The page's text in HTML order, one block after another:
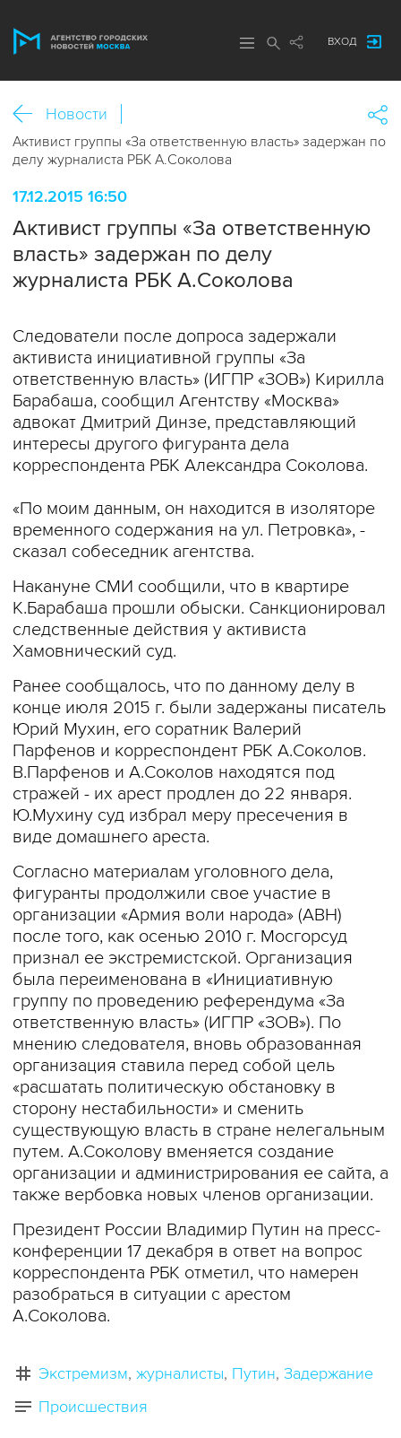
ВХОД
Новости
Активист группы «За ответственную власть» задержан по
делу журналиста РБК А.Соколова
17.12.2015 16:50
Активист группы «За ответственную
власть» задержан по делу
журналиста РБК А.Соколова
Следователи после допроса задержали
активиста инициативной группы «За
ответственную власть» (ИГПР «ЗОВ») Кирилла
Барабаша, cообщил Агентству «Москва»
адвокат Дмитрий Динзе, представляющий
интересы другого фигуранта дела
корреспондента РБК Александра Соколова.
«По моим данным, он находится в изоляторе
временного содержания на ул. Петровка», -
сказал собеседник агентства.
Накануне СМИ сообщили, что в квартире
К.Барабаша прошли обыски. Санкционировал
следственные действия у активиста
Хамовнический суд.
Ранее сообщалось, что по данному делу в
конце июля 2015 г. были задержаны писатель
Юрий Мухин, его соратник Валерий
Парфенов и корреспондент РБК А.Соколов.
В.Парфенов и А.Соколов находятся под
стражей - их арест продлен до 22 января.
Ю.Мухину суд избрал меру пресечения в
виде домашнего ареста.
Согласно материалам уголовного дела,
фигуранты продолжили свое участие в
организации «Армия воли народа» (АВН)
после того, как осенью 2010 г. Мосгорсуд
признал ее экстремистской. Организация
была переименована в «Инициативную
группу по проведению референдума «За
ответственную власть» (ИГПР «ЗОВ»). По
мнению следователя, вновь образованная
организация ставила перед собой цель
«расшатать политическую обстановку в
сторону нестабильности» и сменить
существующую власть в стране нелегальным
путем. А.Соколову вменяется создание
организации и администрирования ее сайта, а
также вербовка новых членов организации.
Президент России Владимир Путин на пресс-
конференции 17 декабря в ответ на вопрос
корреспондента РБК отметил, что намерен
разобраться в ситуации с арестом
А.Соколова.
Экстремизм журналисты Путин Задержание
Происшествия